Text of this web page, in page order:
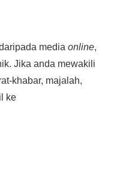
media online,
Jika anda mewakili
khabar, majalah,
ke